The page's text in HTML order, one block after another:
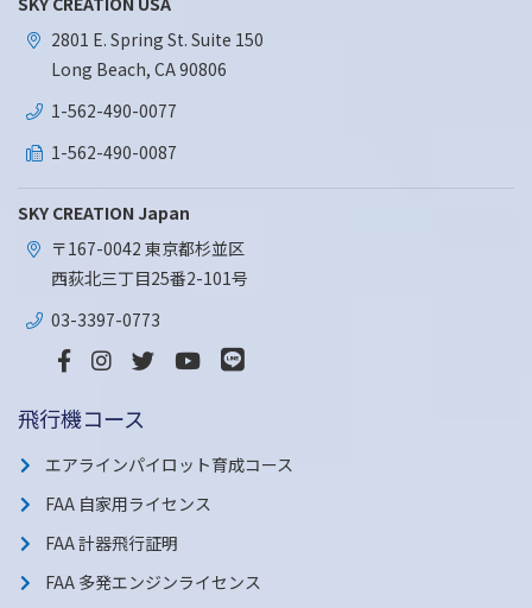
2801 E. Spring St. Suite 150
Long Beach, CA 90806
1-562-490-0077
1-562-490-0087
SKY CREATION Japan
〒167-0042 東京都杉並区
西荻北三丁目25番2-101号
03-3397-0773
飛行機コース
エアラインパイロット育成コース
FAA 自家用ライセンス
FAA 計器飛行証明
FAA 多発エンジンライセンス